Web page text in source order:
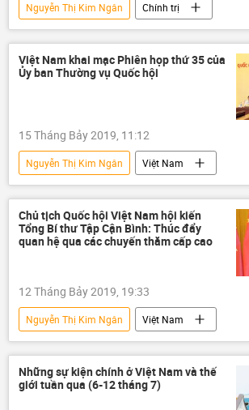
Nguyễn Thị Kim Ngân
Chính trị
Việt Nam
Quốc hội Lê Vĩnh Tân
Việt Nam khai mạc Phiên họp thứ 35 của
Ủy ban Thường vụ Quốc hội
15 Tháng Bảy 2019, 11:12
Nguyễn Thị Kim Ngân
Việt Nam
Chính trị
Quốc hội dự thảo luật
Chủ tịch Quốc hội Việt Nam hội kiến
Tổng Bí thư Tập Cận Bình: Thúc đẩy
quan hệ qua các chuyến thăm cấp cao
12 Tháng Bảy 2019, 19:33
Nguyễn Thị Kim Ngân
Việt Nam
Chính trị
Tập Cận Bình
Trung Quốc
hợp tác
Những sự kiện chính ở Việt Nam và thế
giới tuần qua (6-12 tháng 7)